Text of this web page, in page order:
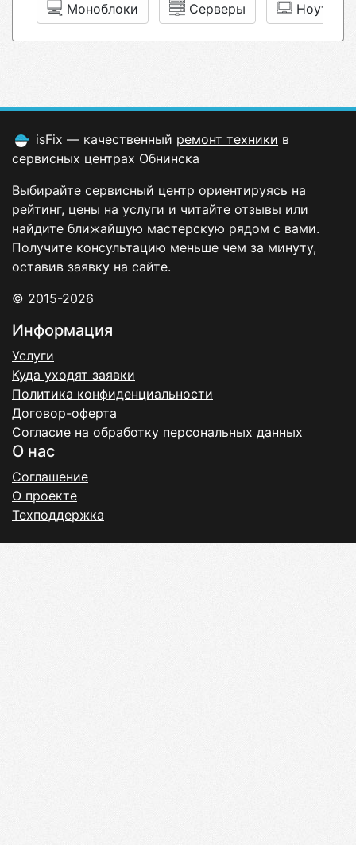
Моноблоки Серверы
isFix — качественный ремонт техники в
сервисных центрах Обнинска
Выбирайте сервисный центр ориентируясь на
рейтинг, цены на услуги и читайте отзывы или
найдите ближайшую мастерскую рядом с вами.
Получите консультацию меньше чем за минуту,
оставив заявку на сайте.
© 2015-2026
Информация
Услуги
Куда уходят заявки
Политика конфиденциальности
Договор-оферта
Согласие на обработку персональных данных
О нас
Соглашение
О проекте
Техподдержка